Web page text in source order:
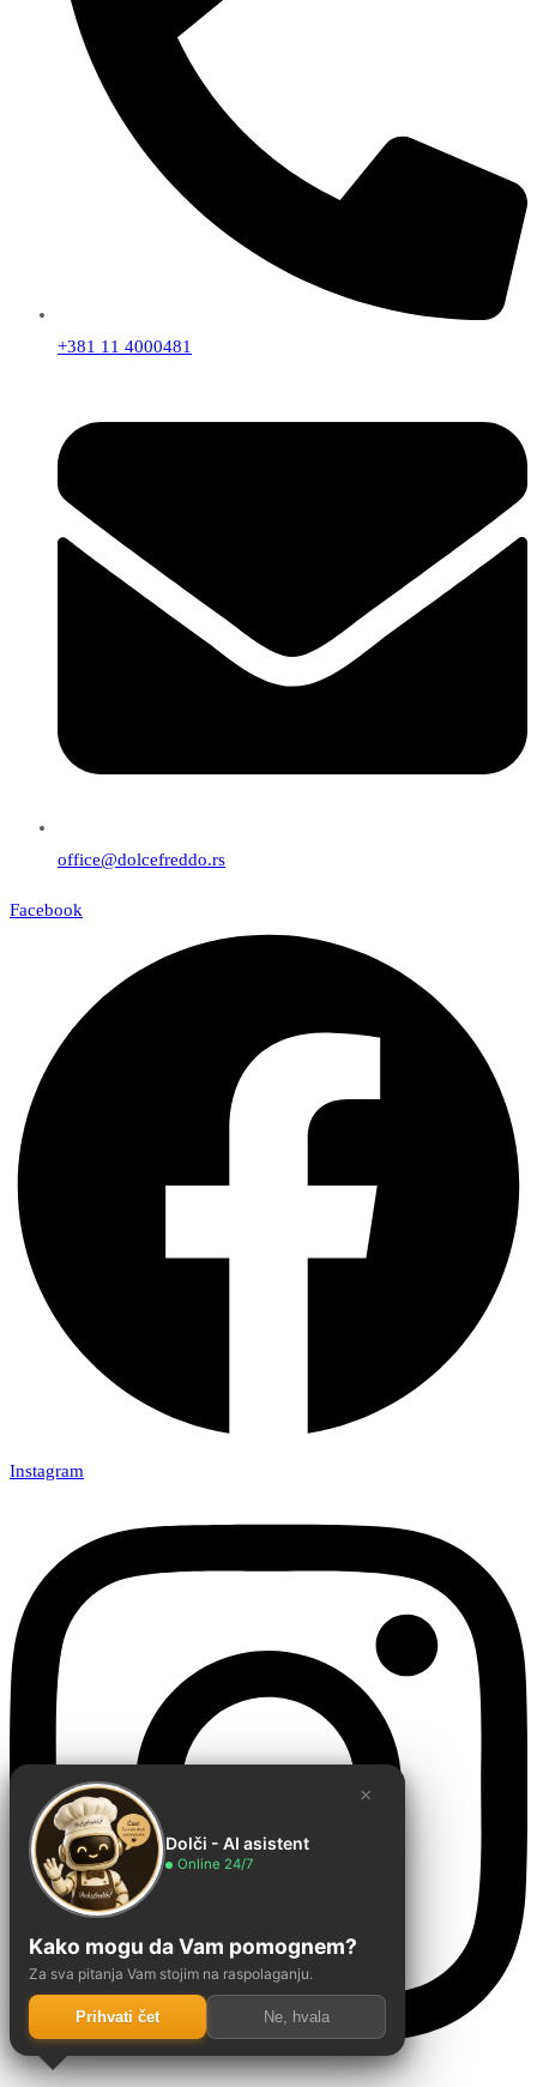
+381 11 4000481
office@dolcefreddo.rs
Facebook
Instagram
×
Dolči - AI asistent
Online 24/7
Kako mogu da Vam pomognem?
Za sva pitanja Vam stojim na raspolaganju.
Prihvati čet Ne, hvala